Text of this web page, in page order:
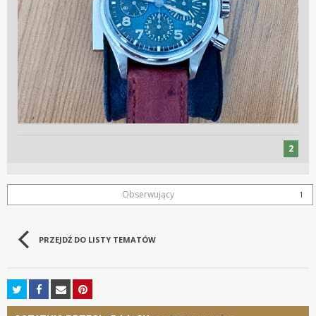
2
Obserwujący 1
PRZEJDŹ DO LISTY TEMATÓW